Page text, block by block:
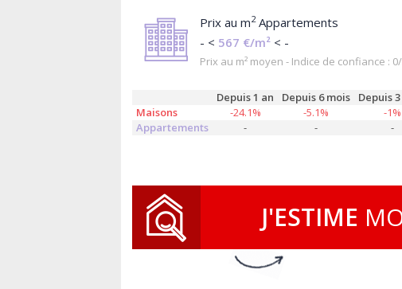
Prix au m2Appartements
- < 567 €/m² < -
Prix au m² moyen - Indice de confiance :
Depuis 1 an Depuis 6 mois
Depuis
Maisons
-24.1% -5.1%
-1%
Appartements
- - -
J'ESTIME